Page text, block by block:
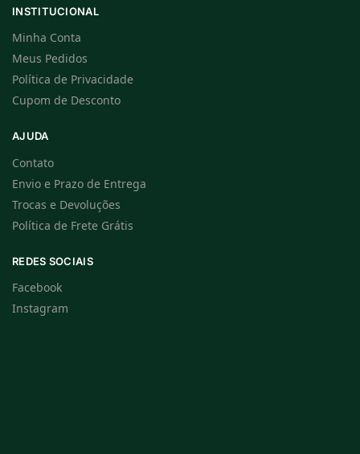
INSTITUCIONAL
Minha Conta
Meus Pedidos
Política de Privacidade
Cupom de Desconto
AJUDA
Contato
Envio e Prazo de Entrega
Trocas e Devoluções
Política de Frete Grátis
REDES SOCIAIS
Facebook
Instagram